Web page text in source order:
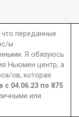
переданные
ы
Я обязуюсь
Ньюмен центр, а
ов, которая
с 04.06.23 по 875
или